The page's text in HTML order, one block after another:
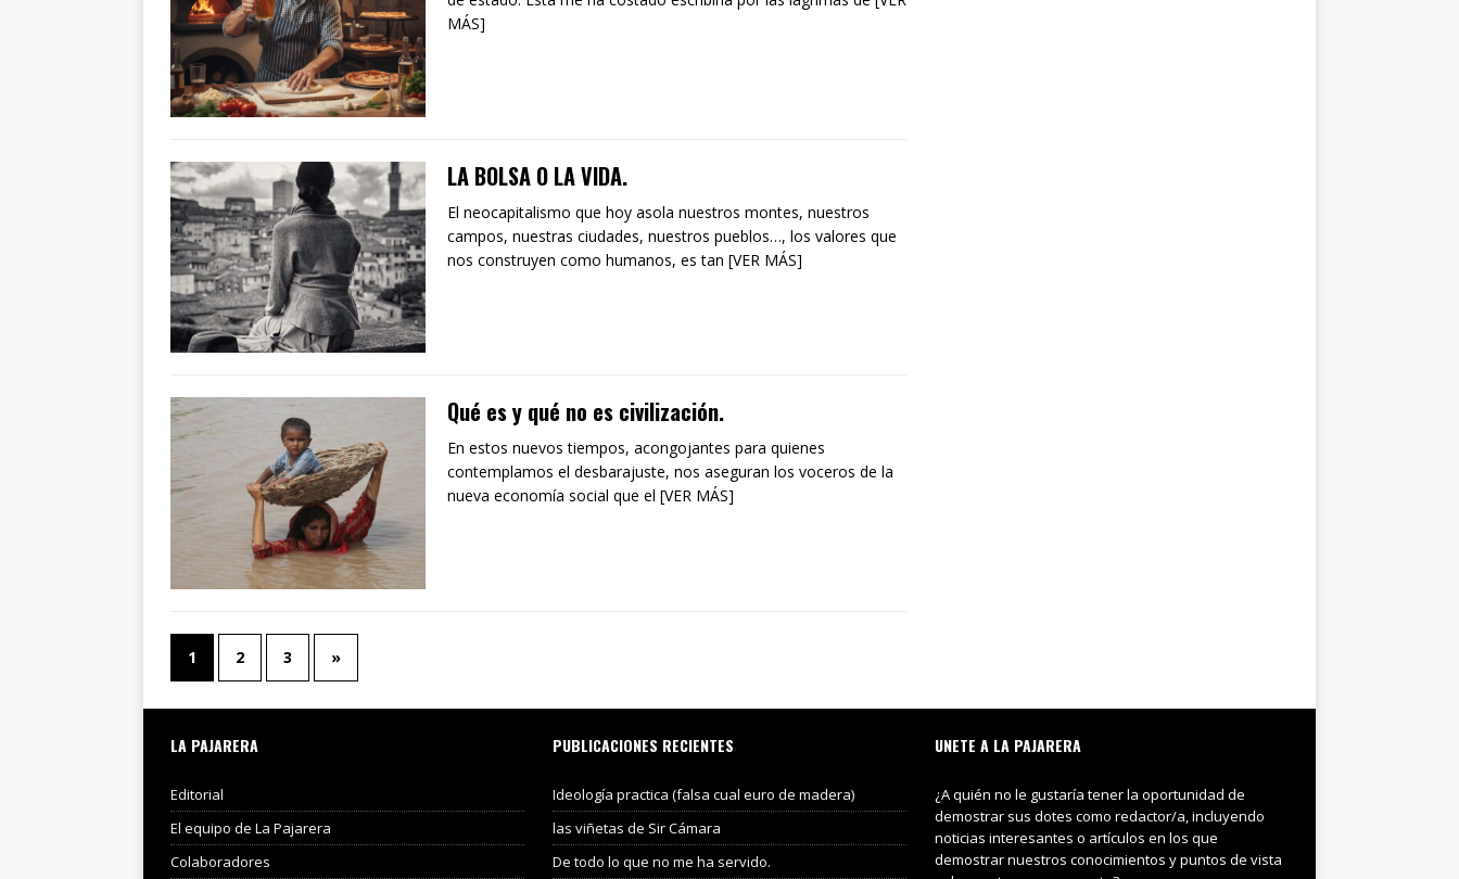
MÁS]
LA BOLSA O LA VIDA.
El neocapitalismo que hoy asola nuestros montes, nuestros
campos, nuestras ciudades, nuestros pueblos…, los valores que
nos construyen como humanos, es tan [VER MÁS]
Qué es y qué no es civilización.
En estos nuevos tiempos, acongojantes para quienes
contemplamos el desbarajuste, nos aseguran los voceros de la
nueva economía social que el [VER MÁS]
1 2 3 »
LA PAJARERA
Editorial
El equipo de La Pajarera
Colaboradores
PUBLICACIONES RECIENTES
Ideología practica (falsa cual euro de madera)
las viñetas de Sir Cámara
De todo lo que no me ha servido.
UNETE A LA PAJARERA
¿A quién no le gustaría tener la oportunidad de
demostrar sus dotes como redactor/a, incluyendo
noticias interesantes o artículos en los que
demostrar nuestros conocimientos y puntos de vista